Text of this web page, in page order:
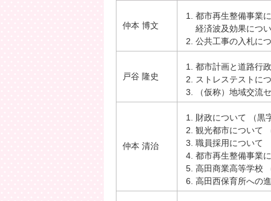
仲本 博文
都市再生整備事業
経済波及効果につ
公共工事の入札に
戸谷 隆史
都市計画と道路行
ストレステストに
（仮称）地域交流
仲本 清治
財政について （黒
観光都市について
職員採用について
都市再生整備事業
高田商業高等学校
高田西保育所への